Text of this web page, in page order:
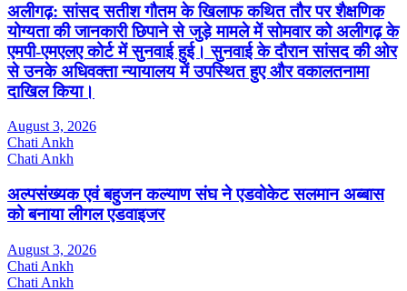
अलीगढ़: सांसद सतीश गौतम के खिलाफ कथित तौर पर शैक्षणिक
योग्यता की जानकारी छिपाने से जुड़े मामले में सोमवार को अलीगढ़ के
एमपी-एमएलए कोर्ट में सुनवाई हुई। सुनवाई के दौरान सांसद की ओर
से उनके अधिवक्ता न्यायालय में उपस्थित हुए और वकालतनामा
दाखिल किया।
August 3, 2026
Chati Ankh
Chati Ankh
अल्पसंख्यक एवं बहुजन कल्याण संघ ने एडवोकेट सलमान अब्बास
को बनाया लीगल एडवाइजर
August 3, 2026
Chati Ankh
Chati Ankh